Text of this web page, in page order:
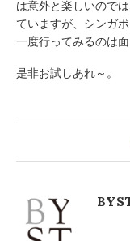
は意外と楽しいので
ていますが、シンガ
一度行ってみるのは面
是非お試しあれ～。